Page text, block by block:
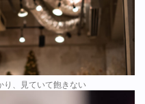
り、見ていて飽きない